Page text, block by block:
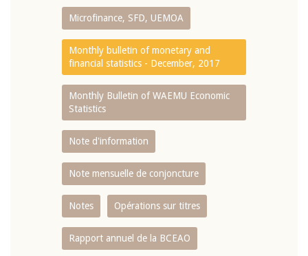
Microfinance, SFD, UEMOA
Monthly bulletin of monetary and
financial statistics - December, 2017
Monthly Bulletin of WAEMU Economic
Statistics
Note d'information
Note mensuelle de conjoncture
Notes Opérations sur titres
Rapport annuel de la BCEAO